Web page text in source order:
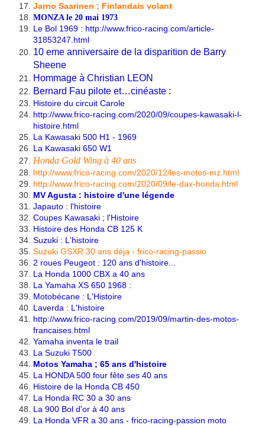
Jarno Saarinen ; Finlandais volant
MONZA le 20 mai 1973
Le Bol 1969 : http://www.frico-racing.com/article-
31853247.html
10 eme anniversaire de la disparition de Barry
Sheene
Hommage à Christian LEON
Bernard Fau pilote et…cinéaste :
Histoire du circuit Carole
http://www.frico-racing.com/2020/09/coupes-kawasaki-l-
histoire.html
La Kawasaki 500 H1 - 1969
La Kawasaki 650 W1
Honda Gold Wing à 40 ans
http://www.frico-racing.com/2020/12/les-motos-mz.html
http://www.frico-racing.com/2020/09/le-dax-honda.html
MV Agusta : histoire d'une légende
Japauto : l'histoire
Coupes Kawasaki ; l'Histoire
Histoire des Honda CB 125 K
Suzuki : L'histoire
Suzuki GSXR 30 ans déja - frico-racing-passio
2 roues Peugeot : 120 ans d'histoire...
La Honda 1000 CBX a 40 ans
La Yamaha XS 650 1968 :
Motobécane : L'Histoire
Laverda : L'histoire
http://www.frico-racing.com/2019/09/martin-des-motos-
francaises.html
Yamaha inventa le trail
La Suzuki T500
Motos Yamaha ; 65 ans d'histoire
La HONDA 500 four fête ses 40 ans
Histoire de la Honda CB 450
La Honda RC 30 a 30 ans
La 900 Bol d'or à 40 ans
La Honda VFR a 30 ans - frico-racing-passion moto